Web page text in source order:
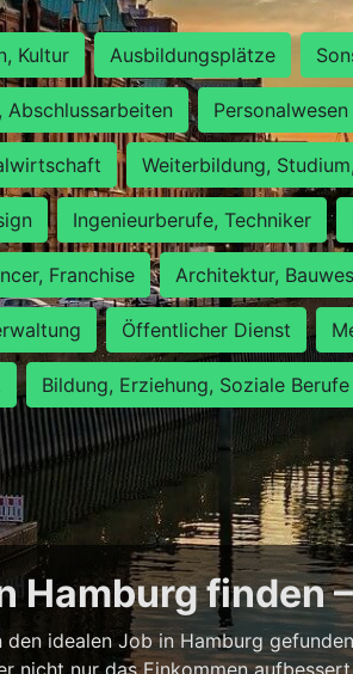
Kultur Ausbildungsplätze
Abschlussarbeiten Personalwesen
Weiterbildung,
Ingenieurberufe, Techniker
Franchise Architektur,
Öffentlicher Dienst
Bildung, Erziehung, Soziale Berufe
Hamburg finden
idealen Job in Hamburg